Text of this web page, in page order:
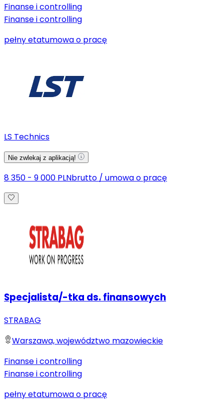
Finanse i controlling
Finanse i controlling
pełny etatumowa o pracę
LS Technics
Nie zwlekaj z aplikacją!
8 350 - 9 000 PLNbrutto / umowa o pracę
Specjalista/-tka ds. finansowych
STRABAG
Warszawa, województwo mazowieckie
Finanse i controlling
Finanse i controlling
pełny etatumowa o pracę